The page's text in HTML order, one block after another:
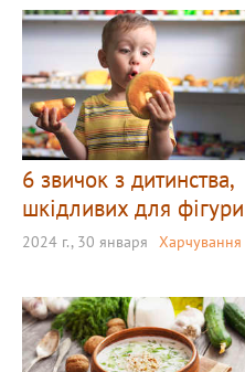
6 звичок з дитинства,
шкідливих для фігури
2024 г., 30 января Харчування